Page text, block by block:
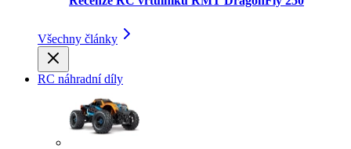
Všechny články
RC náhradní díly